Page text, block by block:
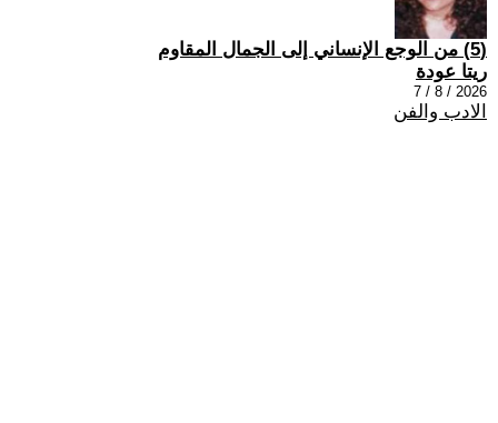
(5) من الوجع الإنساني إلى الجمال المقاوم
ريتا عودة
2026 / 8 / 7
الادب والفن